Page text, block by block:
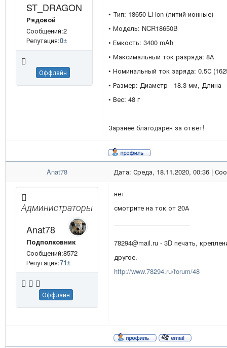
ST_DRAGON
Рядовой
Сообщений:2
Репутация:0±
Оффлайн
• Тип: 18650 Li-ion (литий-ионные)
• Модель: NCR18650B
• Емкость: 3400 mAh
• Максимальный ток разряда: 8А
• Номинальный ток заряда: 0.5С
• Размер: Диаметр - 18.3 мм, Длина
• Вес: 48 г
Заранее благодарен за ответ!
Anat78 Дата: Среда, 18.11.2020, 00:36 |
Администраторы
Anat78
Подполковник
Сообщений:8572
Репутация:71±
Оффлайн
нет
смотрите на ток от 20А
78294@mail.ru - 3D печать,
другое.
http://www.78294.ru/forum/48